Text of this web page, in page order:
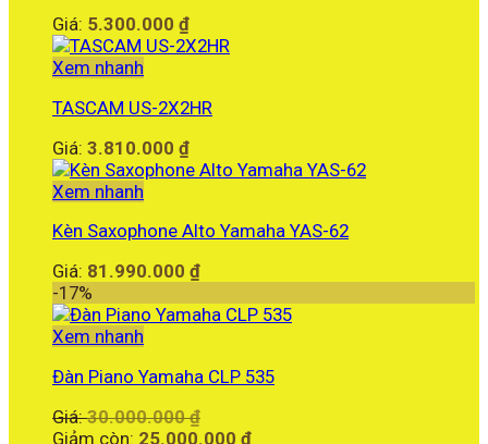
Giá: 5.300.000 ₫
Xem nhanh
TASCAM US-2X2HR
Giá: 3.810.000 ₫
Xem nhanh
Kèn Saxophone Alto Yamaha YAS-62
Giá: 81.990.000 ₫
-17%
Xem nhanh
Đàn Piano Yamaha CLP 535
Giá:30.000.000₫
gốc
Giảm còn: 25.000.000 ₫Giá